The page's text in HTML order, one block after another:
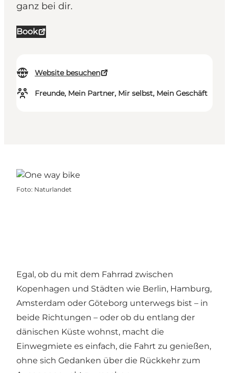
ganz bei dir.
Book
Website besuchen
Freunde, Mein Partner, Mir selbst, Mein Geschäft
Foto: Naturlandet
Egal, ob du mit dem Fahrrad zwischen
Kopenhagen und Städten wie Berlin, Hamburg,
Amsterdam oder Göteborg unterwegs bist – in
beide Richtungen – oder ob du entlang der
dänischen Küste wohnst, macht die
Einwegmiete es einfach, die Fahrt zu genießen,
ohne sich Gedanken über die Rückkehr zum